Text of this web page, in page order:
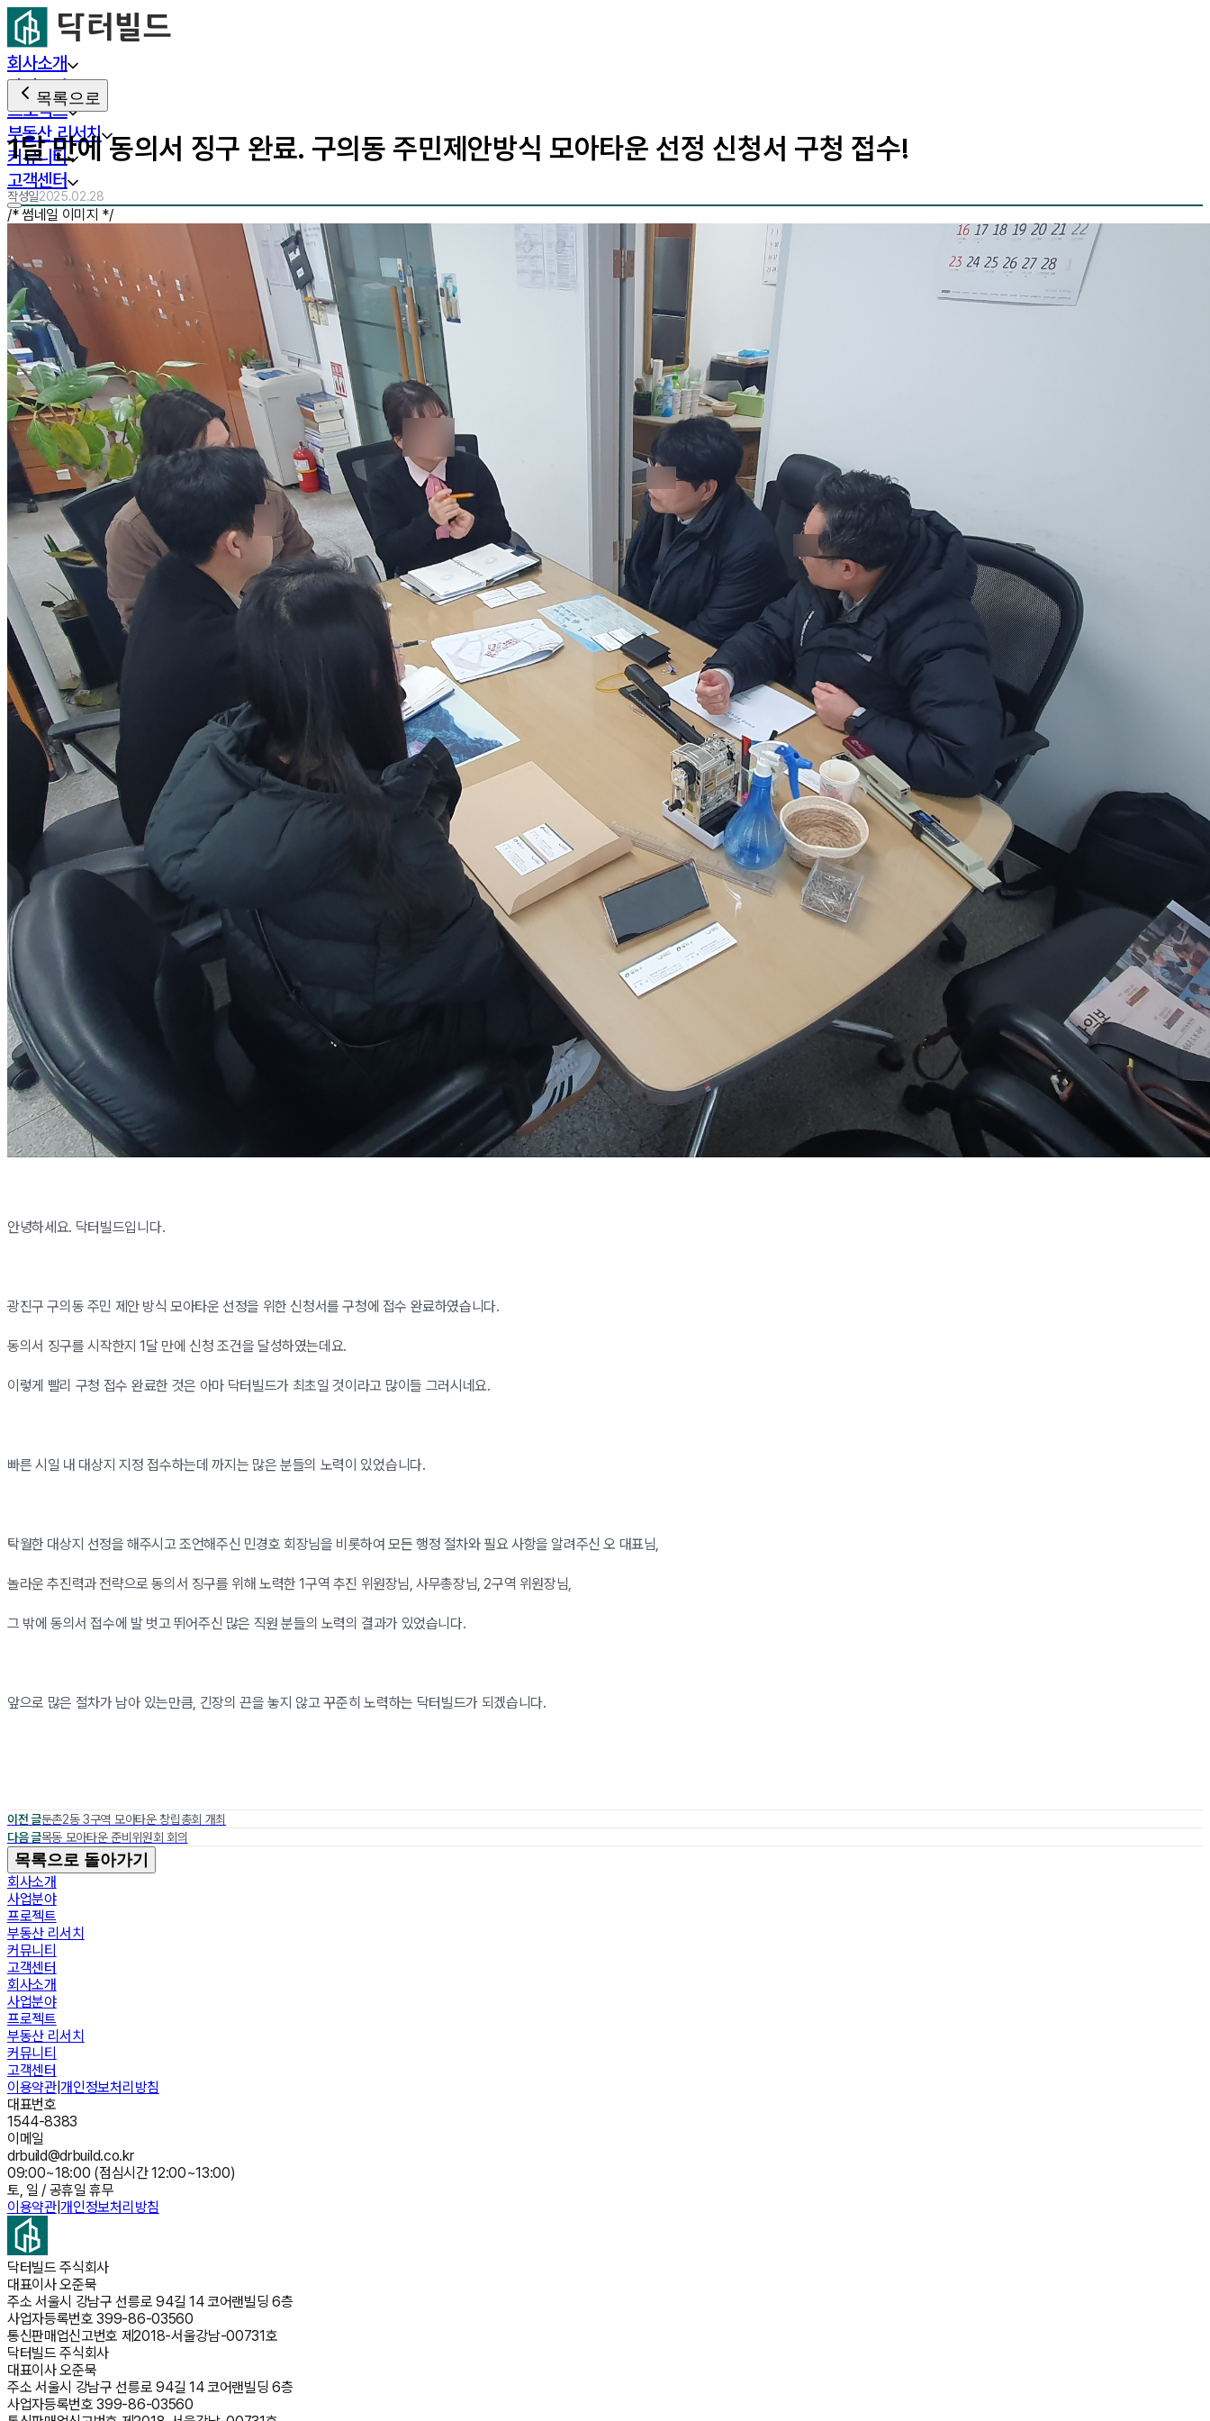
회사소개
사업분야
프로젝트
부동산 리서치
커뮤니티
고객센터
목록으로
1달 만에 동의서 징구 완료. 구의동 주민제안방식 모아타운 선정 신청서 구청 접수!
작성일2025.02.28
/* 썸네일 이미지 */
안녕하세요. 닥터빌드입니다.
광진구 구의동 주민 제안 방식 모아타운 선정을 위한 신청서를 구청에 접수 완료하였습니다.
동의서 징구를 시작한지 1달 만에 신청 조건을 달성하였는데요.
이렇게 빨리 구청 접수 완료한 것은 아마 닥터빌드가 최초일 것이라고 많이들 그러시네요.
빠른 시일 내 대상지 지정 접수하는데 까지는 많은 분들의 노력이 있었습니다.
탁월한 대상지 선정을 해주시고 조언해주신 민경호 회장님을 비롯하여모든 행정 절차와 필요 사항을 알려주신 오 대표님,
놀라운 추진력과 전략으로 동의서 징구를 위해 노력한 1구역 추진 위원장님, 사무총장님, 2구역 위원장님,
그 밖에 동의서 접수에 발 벗고 뛰어주신 많은 직원 분들의 노력의 결과가 있었습니다.
앞으로 많은 절차가 남아 있는만큼, 긴장의 끈을 놓지 않고 꾸준히 노력하는 닥터빌드가 되겠습니다.
이전 글둔촌2동 3구역 모아타운 창립총회 개최
다음 글목동 모아타운 준비위원회 회의
목록으로 돌아가기
회사소개
사업분야
프로젝트
부동산 리서치
커뮤니티
고객센터
회사소개
사업분야
프로젝트
부동산 리서치
커뮤니티
고객센터
이용약관|개인정보처리방침
대표번호
1544-8383
이메일
drbuild@drbuild.co.kr
09:00~18:00 (점심시간 12:00~13:00)
토, 일 / 공휴일 휴무
이용약관|개인정보처리방침
닥터빌드 주식회사
대표이사오준묵
주소 서울시 강남구 선릉로 94길 14 코어랜빌딩 6층
사업자등록번호 399-86-03560
통신판매업신고번호 제2018-서울강남-00731호
닥터빌드 주식회사
대표이사오준묵
주소 서울시 강남구 선릉로 94길 14 코어랜빌딩 6층
사업자등록번호 399-86-03560